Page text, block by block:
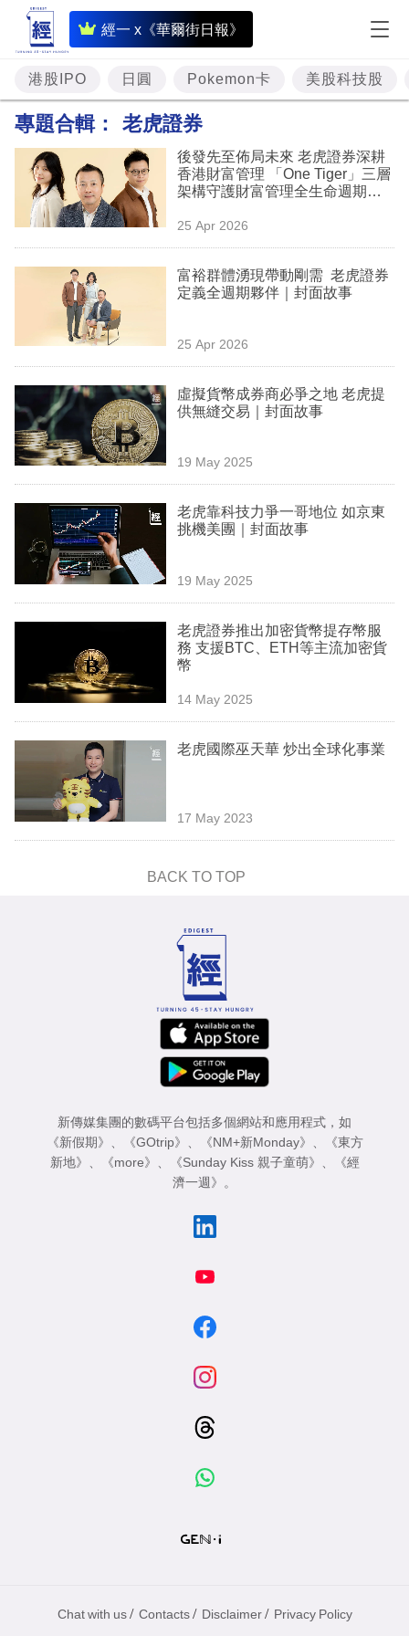
經一 x《華爾街日報》
即
時
財
經
題
投
資
樓
理
商
業
科
技
職
場
生
事
欄
訂
閱
港股IPO 日圓 Pokemon卡 美股科技股
專題合輯： 老虎證券
後發先至佈局未來 老虎證券深耕
香港財富管理 「One Tiger」三層
架構守護財富管理全生命週期｜
25 Apr 2026
富裕群體湧現帶動剛需 老虎證券
定義全週期夥伴｜封面故事
25 Apr 2026
虛擬貨幣成券商必爭之地 老虎提
供無縫交易｜封面故事
19 May 2025
老虎靠科技力爭一哥地位 如京東
挑機美團｜封面故事
19 May 2025
老虎證券推出加密貨幣提存幣服
務 支援BTC、ETH等主流加密貨
幣
14 May 2025
老虎國際巫天華 炒出全球化事業
17 May 2023
BACK TO TOP
新傳媒集團的數碼平台包括多個網站和應用程式，如
《新假期》
《GOtrip》 《NM+新Monday》
《東方
新地》
《more》 《Sunday Kiss 親子童萌》
《經
濟一週》
。
Chat with us / Contacts / Disclaimer / Privacy Policy